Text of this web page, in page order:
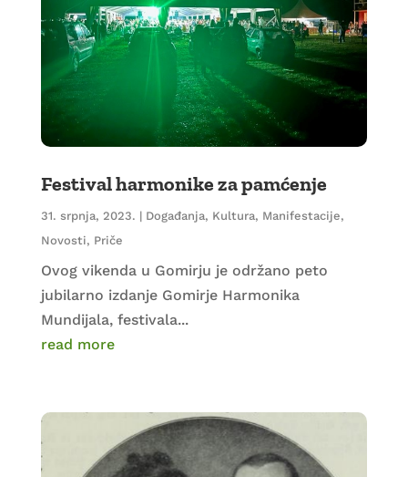
Festival harmonike za pamćenje
31. srpnja, 2023. | Događanja, Kultura, Manifestacije,
Novosti, Priče
Ovog vikenda u Gomirju je održano peto
jubilarno izdanje Gomirje Harmonika
Mundijala, festivala...
read more